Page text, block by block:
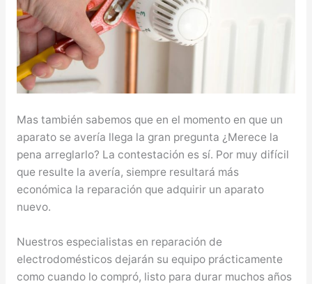
Mas también sabemos que en el momento en que un
aparato se avería llega la gran pregunta ¿Merece la
pena arreglarlo? La contestación es sí. Por muy difícil
que resulte la avería, siempre resultará más
económica la reparación que adquirir un aparato
nuevo.
Nuestros especialistas en reparación de
electrodomésticos dejarán su equipo prácticamente
como cuando lo compró, listo para durar muchos años